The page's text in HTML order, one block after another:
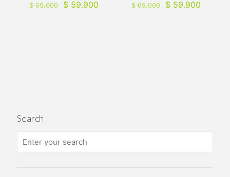
$65.000
El
$ 59.900 $65.000
El
$59.900El
Search